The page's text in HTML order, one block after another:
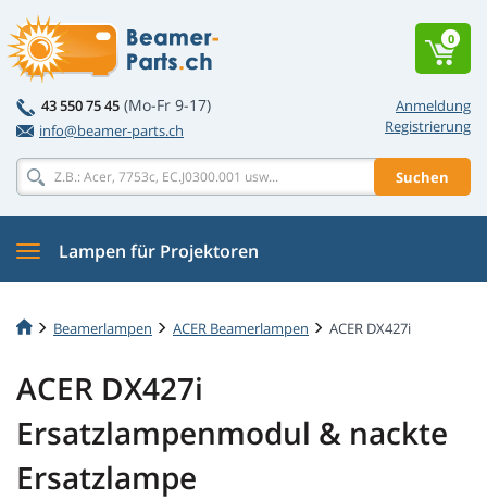
Anmeldung
Registrierung
43 550 75 45 (Mo-Fr 9-17)
info@beamer-parts.ch
Suchen
0
Lampen für Projektoren
Beamerlampen ACER Beamerlampen ACER DX427i
ACER DX427i
Ersatzlampenmodul & nackte
Ersatzlampe